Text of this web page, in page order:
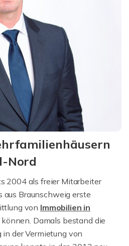
Nord
2004 als freier Mitarbeiter
Braunschweig erste
von Immobilien in
Damals bestand die
der Vermietung von